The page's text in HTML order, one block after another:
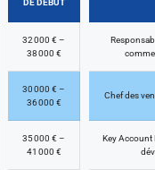
DE DÉBUT
32 000 € –
38 000 €
30 000 € –
36 000 €
Chef des
35 000 € –
41 000 €
Key Account